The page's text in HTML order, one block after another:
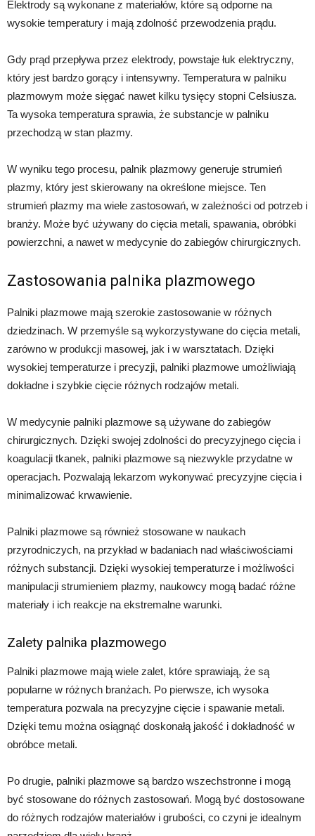
Elektrody są wykonane z materiałów, które są odporne na
wysokie temperatury i mają zdolność przewodzenia prądu.
Gdy prąd przepływa przez elektrody, powstaje łuk elektryczny,
który jest bardzo gorący i intensywny. Temperatura w palniku
plazmowym może sięgać nawet kilku tysięcy stopni Celsiusza.
Ta wysoka temperatura sprawia, że substancje w palniku
przechodzą w stan plazmy.
W wyniku tego procesu, palnik plazmowy generuje strumień
plazmy, który jest skierowany na określone miejsce. Ten
strumień plazmy ma wiele zastosowań, w zależności od potrzeb i
branży. Może być używany do cięcia metali, spawania, obróbki
powierzchni, a nawet w medycynie do zabiegów chirurgicznych.
Zastosowania palnika plazmowego
Palniki plazmowe mają szerokie zastosowanie w różnych
dziedzinach. W przemyśle są wykorzystywane do cięcia metali,
zarówno w produkcji masowej, jak i w warsztatach. Dzięki
wysokiej temperaturze i precyzji, palniki plazmowe umożliwiają
dokładne i szybkie cięcie różnych rodzajów metali.
W medycynie palniki plazmowe są używane do zabiegów
chirurgicznych. Dzięki swojej zdolności do precyzyjnego cięcia i
koagulacji tkanek, palniki plazmowe są niezwykle przydatne w
operacjach. Pozwalają lekarzom wykonywać precyzyjne cięcia i
minimalizować krwawienie.
Palniki plazmowe są również stosowane w naukach
przyrodniczych, na przykład w badaniach nad właściwościami
różnych substancji. Dzięki wysokiej temperaturze i możliwości
manipulacji strumieniem plazmy, naukowcy mogą badać różne
materiały i ich reakcje na ekstremalne warunki.
Zalety palnika plazmowego
Palniki plazmowe mają wiele zalet, które sprawiają, że są
popularne w różnych branżach. Po pierwsze, ich wysoka
temperatura pozwala na precyzyjne cięcie i spawanie metali.
Dzięki temu można osiągnąć doskonałą jakość i dokładność w
obróbce metali.
Po drugie, palniki plazmowe są bardzo wszechstronne i mogą
być stosowane do różnych zastosowań. Mogą być dostosowane
do różnych rodzajów materiałów i grubości, co czyni je idealnym